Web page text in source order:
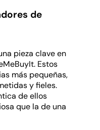
de
pieza clave en
Estos
más pequeñas,
y fieles.
de ellos
que la de una